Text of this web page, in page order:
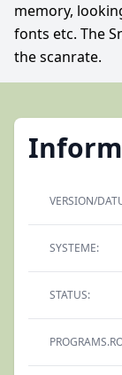
memory,
fonts etc. The
the scanrate.
VERSION/
SYSTEME:
STATUS: